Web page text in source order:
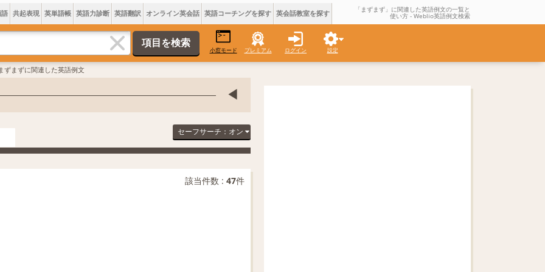
共起表現 英単語帳 英語力診断 英語翻訳 オンライン英会話 英語コーチングを探す 英会話教室を探す 「まずまず」に関連した英語例文の一覧と
使い方 - Weblio英語例文検索
小窓モード プレミアム ログイン 設定
ずまずに関連した英語例文
セーフサーチ：オン
該当件数 : 47件